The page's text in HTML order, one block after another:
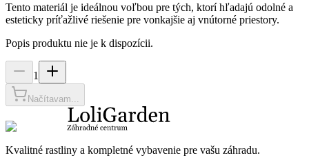
Tento materiál je ideálnou voľbou pre tých, ktorí hľadajú odolné a
esteticky príťažlivé riešenie pre vonkajšie aj vnútorné priestory.
Popis produktu nie je k dispozícii.
1
Načítavam...
Kvalitné rastliny a kompletné vybavenie pre vašu záhradu.